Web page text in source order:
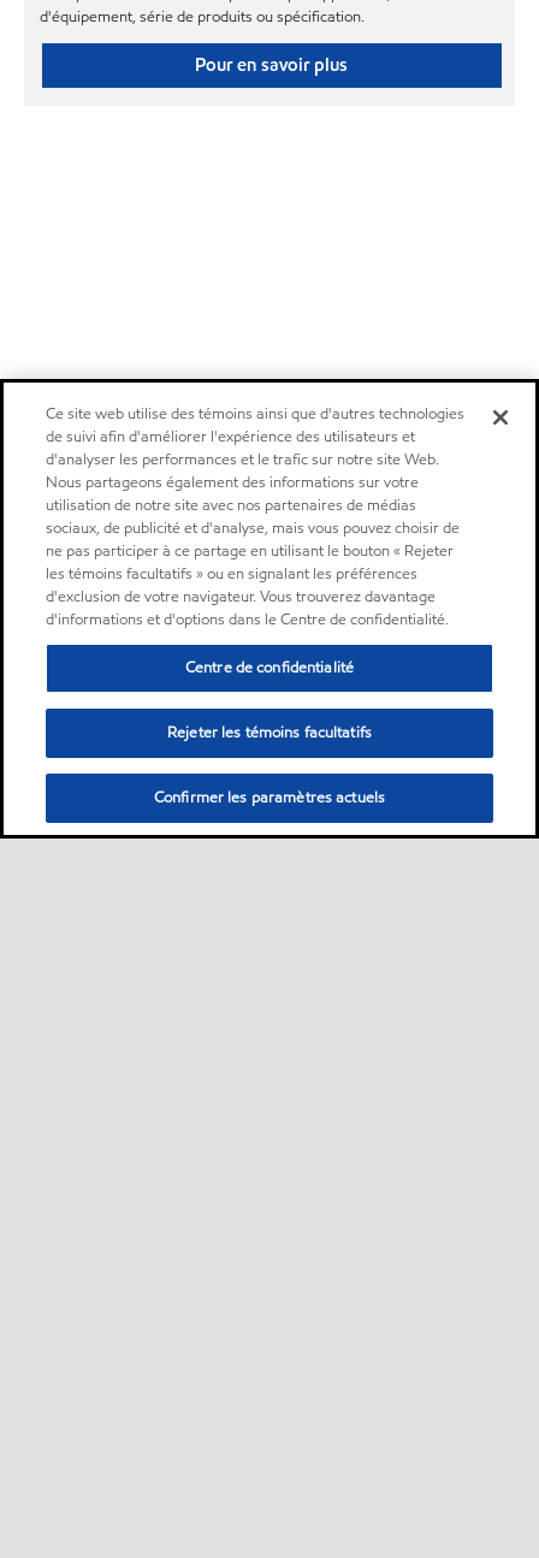
d'équipement, série de produits ou spécification.
Pour en savoir plus
Ce site web utilise des témoins ainsi que d'autres technologies
de suivi afin d'améliorer l'expérience des utilisateurs et
d'analyser les performances et le trafic sur notre site Web.
Nous partageons également des informations sur votre
utilisation de notre site avec nos partenaires de médias
sociaux, de publicité et d'analyse, mais vous pouvez choisir de
ne pas participer à ce partage en utilisant le bouton « Rejeter
les témoins facultatifs » ou en signalant les préférences
d'exclusion de votre navigateur. Vous trouverez davantage
d'informations et d'options dans le Centre de confidentialité.
Centre de confidentialité
Rejeter les témoins facultatifs
Confirmer les paramètres actuels